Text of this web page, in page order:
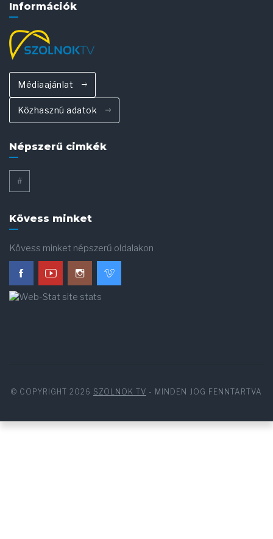
Információk
Médiaajánlat
Közhasznú adatok
Népszerű cimkék
#
Kövess minket
Kövess minket népszerű oldalakon
© COPYRIGHT 2026 SZOLNOK TV - MINDEN JOG FENNTARTVA